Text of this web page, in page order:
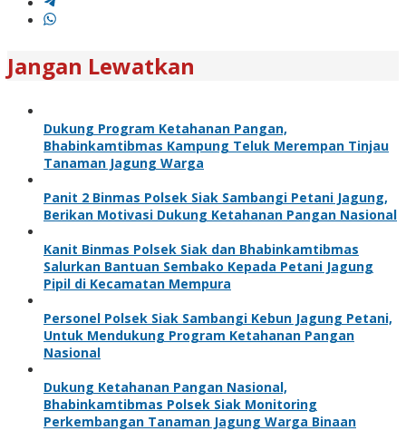
Jangan Lewatkan
Dukung Program Ketahanan Pangan,
Bhabinkamtibmas Kampung Teluk Merempan Tinjau
Tanaman Jagung Warga
Panit 2 Binmas Polsek Siak Sambangi Petani Jagung,
Berikan Motivasi Dukung Ketahanan Pangan Nasional
Kanit Binmas Polsek Siak dan Bhabinkamtibmas
Salurkan Bantuan Sembako Kepada Petani Jagung
Pipil di Kecamatan Mempura
Personel Polsek Siak Sambangi Kebun Jagung Petani,
Untuk Mendukung Program Ketahanan Pangan
Nasional
Dukung Ketahanan Pangan Nasional,
Bhabinkamtibmas Polsek Siak Monitoring
Perkembangan Tanaman Jagung Warga Binaan